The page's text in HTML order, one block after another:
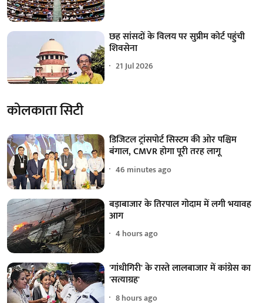
छह सांसदों के विलय पर सुप्रीम कोर्ट पहुंची
शिवसेना
21 Jul 2026
कोलकाता सिटी
डिजिटल ट्रांसपोर्ट सिस्टम की ओर पश्चिम
बंगाल, CMVR होगा पूरी तरह लागू
46 minutes ago
बड़ाबाजार के तिरपाल गोदाम में लगी भयावह
आग
4 hours ago
'गांधीगिरी' के रास्ते लालबाजार में कांग्रेस का
'सत्याग्रह'
8 hours ago